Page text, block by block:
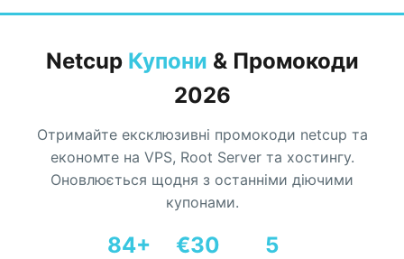
Netcup Купони & Промокоди
2026
Отримайте ексклюзивні промокоди netcup та
економте на VPS, Root Server та хостингу.
Оновлюється щодня з останніми діючими
купонами.
84+ €30 5